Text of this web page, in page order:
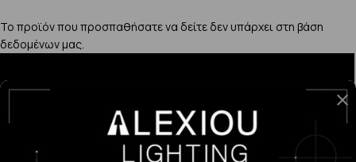
Το προϊόν που προσπαθήσατε να δείτε δεν υπάρχει στη βάση
δεδομένων μας.